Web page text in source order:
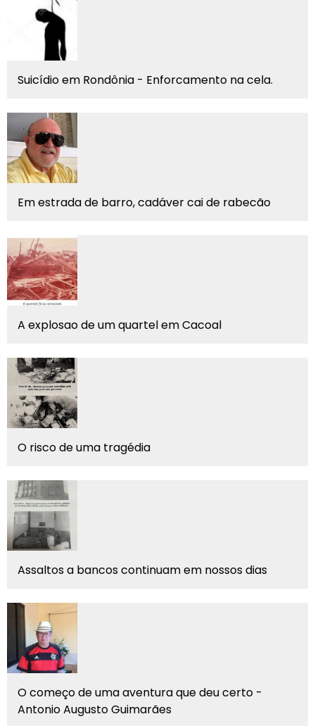
Suicídio em Rondônia - Enforcamento na cela.
Em estrada de barro, cadáver cai de rabecão
A explosao de um quartel em Cacoal
O risco de uma tragédia
Assaltos a bancos continuam em nossos dias
O começo de uma aventura que deu certo -
Antonio Augusto Guimarães